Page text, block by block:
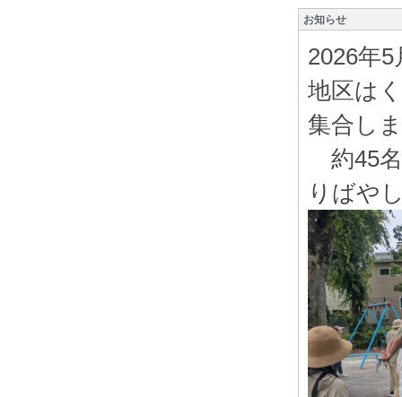
お知らせ
2026年
地区は
集合し
約45名
りばや